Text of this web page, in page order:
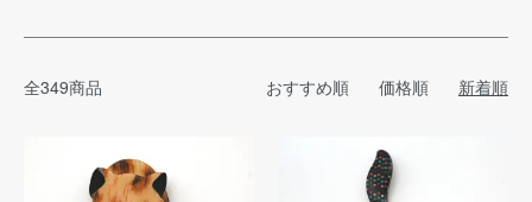
全349商品 おすすめ順 価格順 新着順